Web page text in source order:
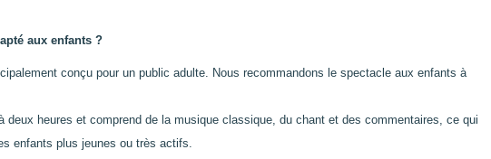
aux enfants ?
conçu pour un public adulte. Nous recommandons le spectacle aux enfants à
deux heures et comprend de la musique classique, du chant et des commentaires, ce qui
enfants plus jeunes ou très actifs.